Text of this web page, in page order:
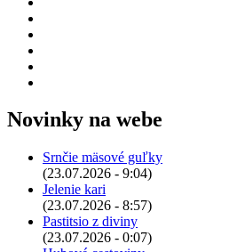
Novinky na webe
Srnčie mäsové guľky
(23.07.2026 - 9:04)
Jelenie kari
(23.07.2026 - 8:57)
Pastitsio z diviny
(23.07.2026 - 0:07)